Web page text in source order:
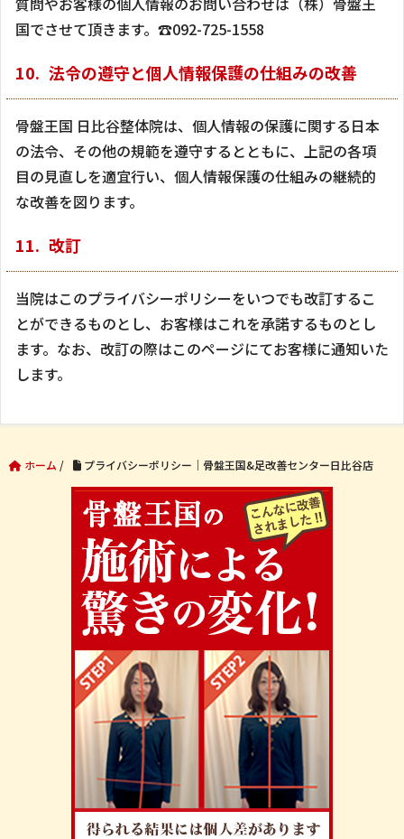
国でさせて頂きます。☎092-725-1558
法令の遵守と個人情報保護の仕組みの改善
骨盤王国 日比谷整体院は、個人情報の保護に関する日本
の法令、その他の規範を遵守するとともに、上記の各項
目の見直しを適宜行い、個人情報保護の仕組みの継続的
な改善を図ります。
改訂
当院はこのプライバシーポリシーをいつでも改訂するこ
とができるものとし、お客様はこれを承諾するものとし
ます。なお、改訂の際はこのページにてお客様に通知いた
します。
ホーム / プライバシーポリシー｜骨盤王国&足改善センター日比谷店